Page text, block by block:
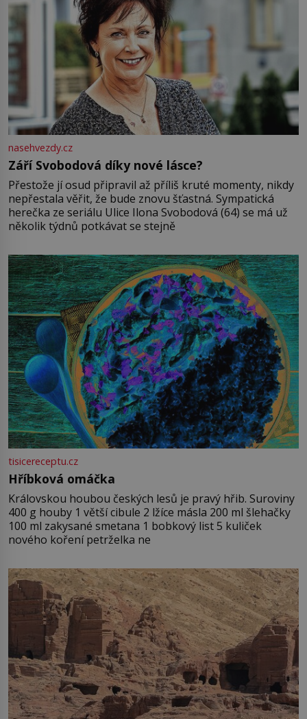
nasehvezdy.cz
Září Svobodová díky nové lásce?
Přestože jí osud připravil až příliš kruté momenty, nikdy
nepřestala věřit, že bude znovu šťastná. Sympatická
herečka ze seriálu Ulice Ilona Svobodová (64) se má už
několik týdnů potkávat se stejně
tisicereceptu.cz
Hříbková omáčka
Královskou houbou českých lesů je pravý hřib. Suroviny
400 g houby 1 větší cibule 2 lžíce másla 200 ml šlehačky
100 ml zakysané smetana 1 bobkový list 5 kuliček
nového koření petrželka ne